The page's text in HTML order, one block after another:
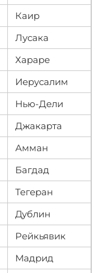
Каир
Лусака
Хараре
Иерусалим
Нью-Дели
Джакарта
Амман
Багдад
Тегеран
Дублин
Рейкьявик
Мадрид